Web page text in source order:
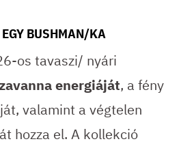
BUSHMAN/KA
os tavaszi/ nyári
energiáját, a fény
valamint a végtelen
hozza el. A kollekció